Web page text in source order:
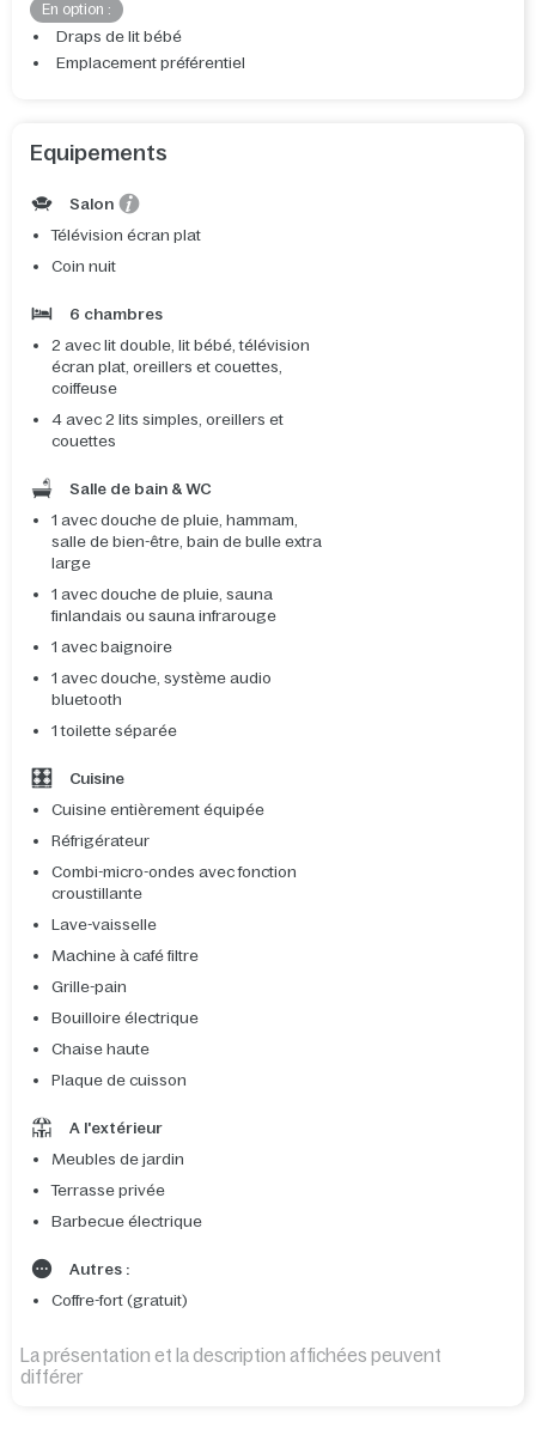
En option :
Draps de lit bébé
Emplacement préférentiel
Equipements
Salon
Télévision écran plat
Coin nuit
6 chambres
2 avec lit double, lit bébé, télévision
écran plat, oreillers et couettes,
coiffeuse
4 avec 2 lits simples, oreillers et
couettes
Salle de bain & WC
1 avec douche de pluie, hammam,
salle de bien-être, bain de bulle extra
large
1 avec douche de pluie, sauna
finlandais ou sauna infrarouge
1 avec baignoire
1 avec douche, système audio
bluetooth
1 toilette séparée
Cuisine
Cuisine entièrement équipée
Réfrigérateur
Combi-micro-ondes avec fonction
croustillante
Lave-vaisselle
Machine à café filtre
Grille-pain
Bouilloire électrique
Chaise haute
Plaque de cuisson
A l'extérieur
Meubles de jardin
Terrasse privée
Barbecue électrique
Autres :
Coffre-fort (gratuit)
La présentation et la description affichées peuvent
différer